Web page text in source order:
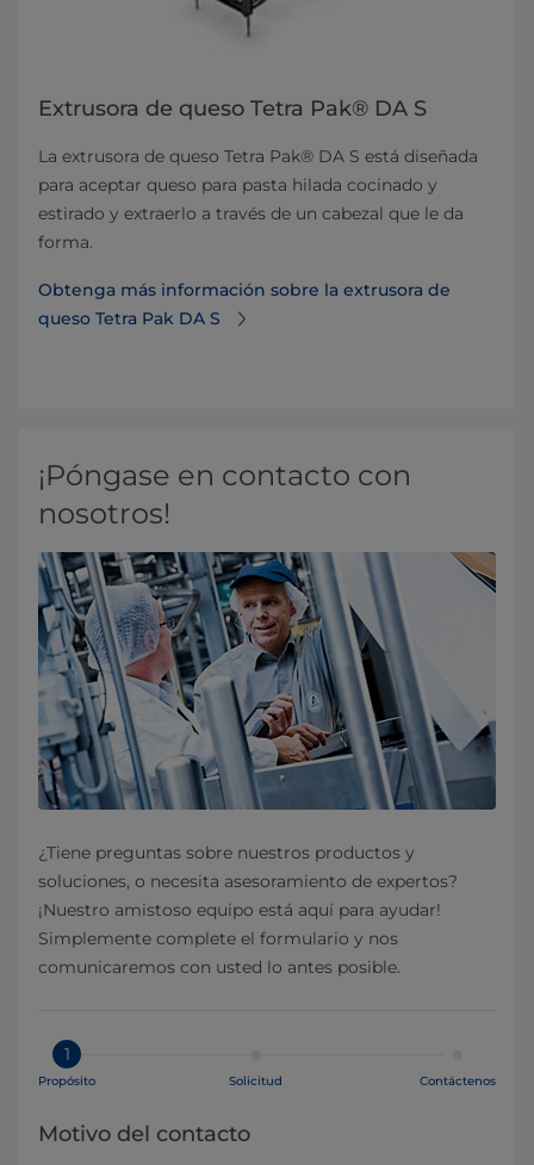
Extrusora de queso Tetra Pak® DA S
La extrusora de queso Tetra Pak® DA S está diseñada
para aceptar queso para pasta hilada cocinado y
estirado y extraerlo a través de un cabezal que le da
forma.
Obtenga más información sobre la extrusora de
queso Tetra Pak DA S
¡Póngase en contacto con
nosotros!
¿Tiene preguntas sobre nuestros productos y
soluciones, o necesita asesoramiento de expertos?
¡Nuestro amistoso equipo está aquí para ayudar!
Simplemente complete el formulario y nos
comunicaremos con usted lo antes posible.
1
Propósito Solicitud Contáctenos
Motivo del contacto